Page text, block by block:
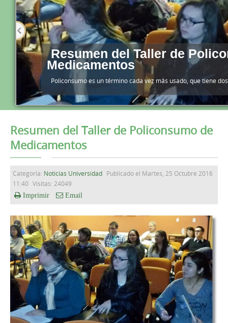
Resumen del Taller de
Medicamentos
Policonsumo es un término cada vez más usado, que tiene
Resumen del Taller de Policonsumo de
Medicamentos
Categoría: Noticias Universidad Publicado el Martes, 25 Octubre 2016
11:40 Visitas: 24049
Imprimir Email